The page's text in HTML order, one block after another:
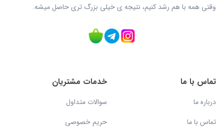
وقتی همه با هم رشد کنیم، نتیجه ی خیلی بزرگ‌ تری حاصل میشه.
تماس با ما
درباره ما
تماس با ما
خدمات مشتریان
سوالات متداول
حریم خصوصی